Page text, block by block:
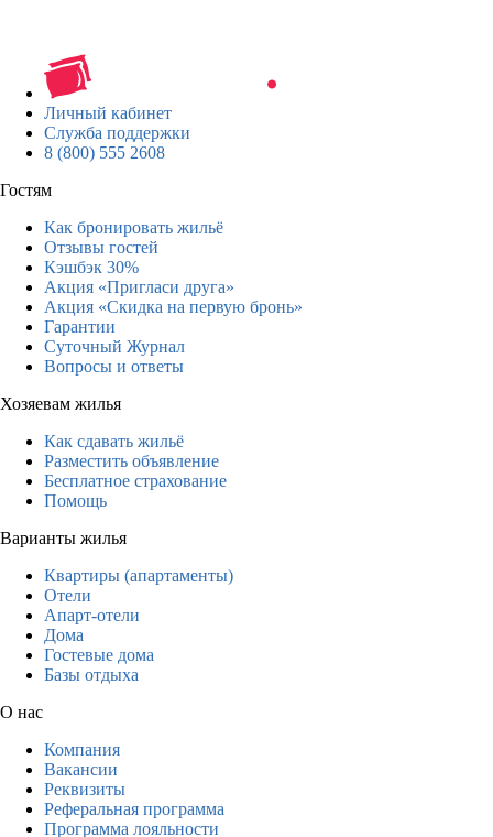
Личный кабинет
Служба поддержки
8 (800) 555 2608
Гостям
Как бронировать жильё
Отзывы гостей
Кэшбэк 30%
Акция «Пригласи друга»
Акция «Скидка на первую бронь»
Гарантии
Суточный Журнал
Вопросы и ответы
Хозяевам жилья
Как сдавать жильё
Разместить объявление
Бесплатное страхование
Помощь
Варианты жилья
Квартиры (апартаменты)
Отели
Апарт-отели
Дома
Гостевые дома
Базы отдыха
О нас
Компания
Вакансии
Реквизиты
Реферальная программа
Программа лояльности